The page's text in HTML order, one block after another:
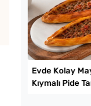
Yumurtalı Ekmek